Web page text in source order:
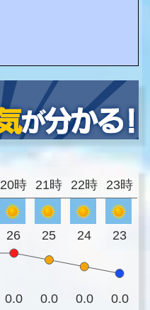
20時 21時 22時 23時
26 25 24 23
0.0 0.0 0.0
0.0